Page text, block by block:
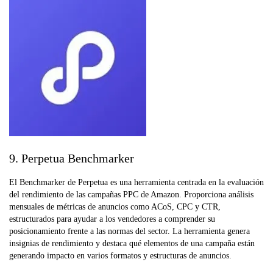
9. Perpetua Benchmarker
El Benchmarker de Perpetua es una herramienta centrada en la evaluación
del rendimiento de las campañas PPC de Amazon. Proporciona análisis
mensuales de métricas de anuncios como ACoS, CPC y CTR,
estructurados para ayudar a los vendedores a comprender su
posicionamiento frente a las normas del sector. La herramienta genera
insignias de rendimiento y destaca qué elementos de una campaña están
generando impacto en varios formatos y estructuras de anuncios.